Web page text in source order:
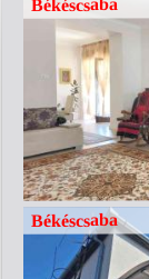
Békéscsaba
Békéscsaba